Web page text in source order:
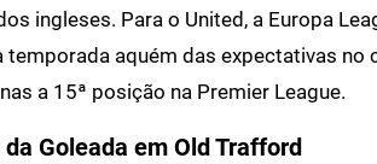
ingleses. Para o United, a Europa
temporada aquém das expectativas no
a 15ª posição na Premier League.
Goleada em Old Trafford